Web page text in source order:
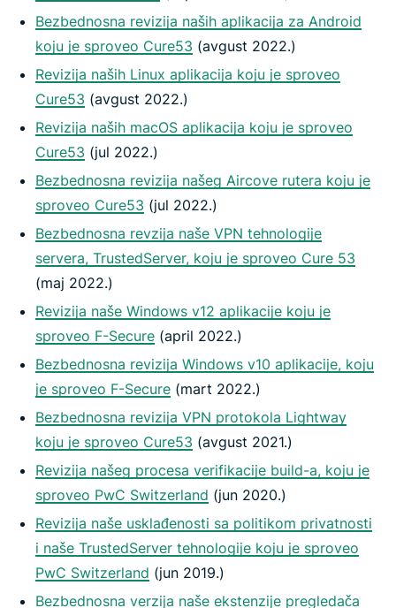
Bezbednosna revizija naših aplikacija za Android
koju je sproveo Cure53 (avgust 2022.)
Revizija naših Linux aplikacija koju je sproveo
Cure53 (avgust 2022.)
Revizija naših macOS aplikacija koju je sproveo
Cure53 (jul 2022.)
Bezbednosna revizija našeg Aircove rutera koju je
sproveo Cure53 (jul 2022.)
Bezbednosna revzija naše VPN tehnologije
servera, TrustedServer, koju je sproveo Cure 53
(maj 2022.)
Revizija naše Windows v12 aplikacije koju je
sproveo F-Secure (april 2022.)
Bezbednosna revizija Windows v10 aplikacije, koju
je sproveo F-Secure (mart 2022.)
Bezbednosna revizija VPN protokola Lightway
koju je sproveo Cure53 (avgust 2021.)
Revizija našeg procesa verifikacije build-a, koju je
sproveo PwC Switzerland (jun 2020.)
Revizija naše usklađenosti sa politikom privatnosti
i naše TrustedServer tehnologije koju je sproveo
PwC Switzerland (jun 2019.)
Bezbednosna verzija naše ekstenzije pregledača